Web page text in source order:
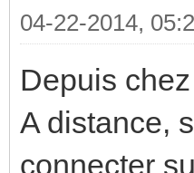
04-22-2014,
Depuis
A distance,
connecter